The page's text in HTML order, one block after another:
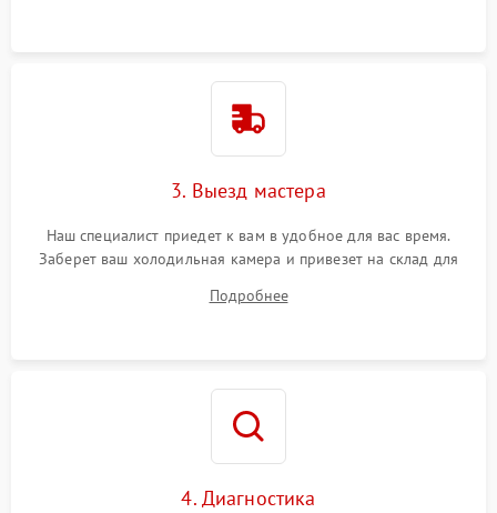
3. Выезд мастера
Наш специалист приедет к вам в удобное для вас время.
Заберет ваш холодильная камера и привезет на склад для
Подробнее
4. Диагностика